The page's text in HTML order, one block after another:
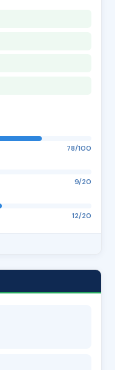
78/100
9/20
12/20